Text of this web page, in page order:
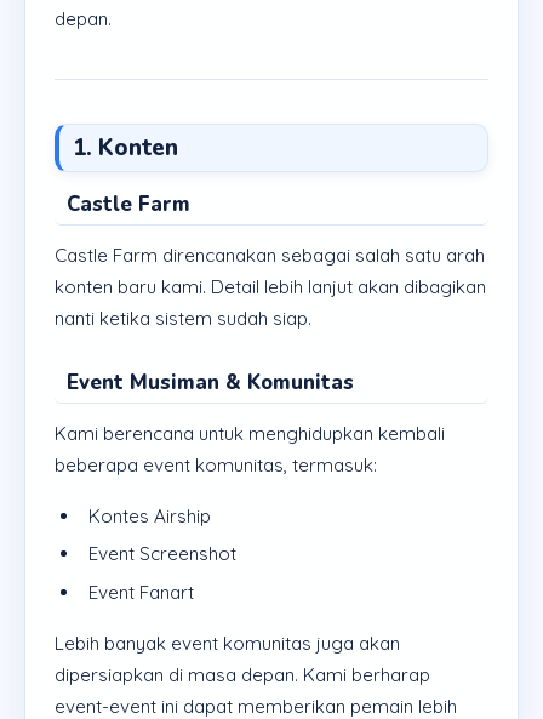
depan.
1. Konten
Castle Farm
Castle Farm direncanakan sebagai salah satu arah
konten baru kami. Detail lebih lanjut akan dibagikan
nanti ketika sistem sudah siap.
Event Musiman & Komunitas
Kami berencana untuk menghidupkan kembali
beberapa event komunitas, termasuk:
Kontes Airship
Event Screenshot
Event Fanart
Lebih banyak event komunitas juga akan
dipersiapkan di masa depan. Kami berharap
event-event ini dapat memberikan pemain lebih